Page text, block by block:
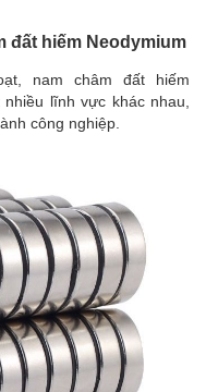
đất hiếm Neodymium
nam châm đất hiếm
lĩnh vực khác nhau,
công nghiệp.